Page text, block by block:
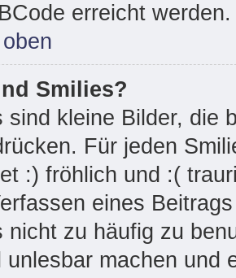
erreicht werden.
Smilies?
sind kleine Bilder, die
Für jeden
:) fröhlich und :(
eines
nicht zu häufig zu
unlesbar machen und